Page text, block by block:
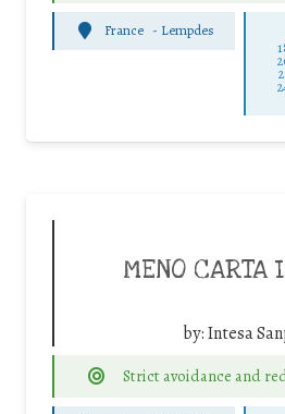
France - Lempdes
MENO CARTA
by:Intesa
Strict avoidance and